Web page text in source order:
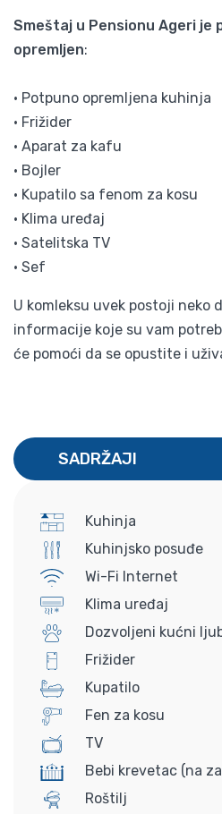
Smeštaj u Pensionu Ageri je
opremljen:
• Potpuno opremljena kuhinja
• Frižider
• Aparat za kafu
• Bojler
• Kupatilo sa fenom za kosu
• Klima uređaj
• Satelitska TV
• Sef
U komleksu uvek postoji neko
informacije koje su vam
će pomoći da se opustite i
SADRŽAJI
Kuhinja
Kuhinjsko posuđe
Wi-Fi Internet
Klima uređaj
Dozvoljeni kućni
Frižider
Kupatilo
Fen za kosu
TV
Bebi krevetac (na
Roštilj